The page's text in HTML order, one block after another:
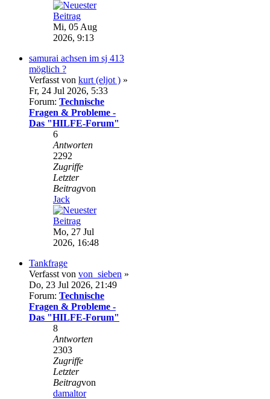
Mi, 05 Aug
2026, 9:13
samurai achsen im sj 413
möglich ?
Verfasst von kurt (eljot ) »
Fr, 24 Jul 2026, 5:33
Forum: Technische
Fragen & Probleme -
Das "HILFE-Forum"
6
Antworten
2292
Zugriffe
Letzter
Beitragvon
Jack
Mo, 27 Jul
2026, 16:48
Tankfrage
Verfasst von von_sieben »
Do, 23 Jul 2026, 21:49
Forum: Technische
Fragen & Probleme -
Das "HILFE-Forum"
8
Antworten
2303
Zugriffe
Letzter
Beitragvon
damaltor